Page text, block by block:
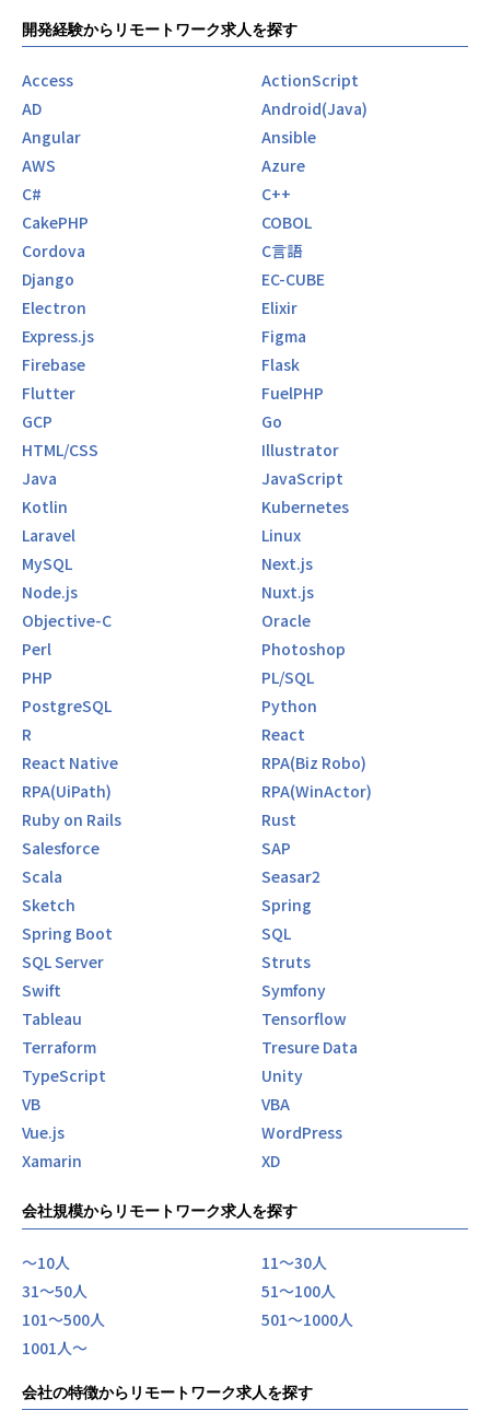
開発経験からリモートワーク求人を探す
Access
ActionScript
AD
Android(Java)
Angular
Ansible
AWS
Azure
C#
C++
CakePHP
COBOL
Cordova
C言語
Django
EC-CUBE
Electron
Elixir
Express.js
Figma
Firebase
Flask
Flutter
FuelPHP
GCP
Go
HTML/CSS
Illustrator
Java
JavaScript
Kotlin
Kubernetes
Laravel
Linux
MySQL
Next.js
Node.js
Nuxt.js
Objective-C
Oracle
Perl
Photoshop
PHP
PL/SQL
PostgreSQL
Python
R
React
React Native
RPA(Biz Robo)
RPA(UiPath)
RPA(WinActor)
Ruby on Rails
Rust
Salesforce
SAP
Scala
Seasar2
Sketch
Spring
Spring Boot
SQL
SQL Server
Struts
Swift
Symfony
Tableau
Tensorflow
Terraform
Tresure Data
TypeScript
Unity
VB
VBA
Vue.js
WordPress
Xamarin
XD
会社規模からリモートワーク求人を探す
〜10人
11〜30人
31〜50人
51〜100人
101〜500人
501〜1000人
1001人〜
会社の特徴からリモートワーク求人を探す